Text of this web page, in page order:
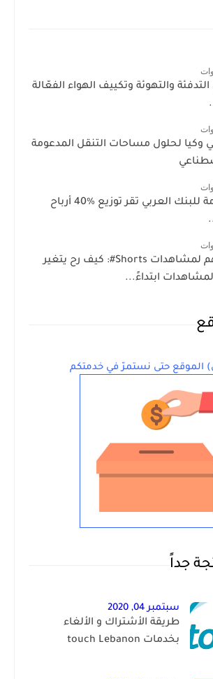
التدفئة والتهوئة وتكييف الهواء الفعّالة
وكيا لحلول مساحات التنقل المدعومة
الهيئة العامة للبنك العربي تقر توزيع %40 أرباح
#تحديث مهم لمشاهدات Shorts#: كيف رح يتغير
ابتداءً...
الموقع حتى نستمرّ في خدمتكم
جداً
سبتمبر 04, 2020
طريقة الأشتراك و الألغاء
بخدمات touch Lebanon